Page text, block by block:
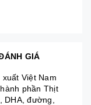
GIÁ
Việt Nam
phần Thịt
đường,